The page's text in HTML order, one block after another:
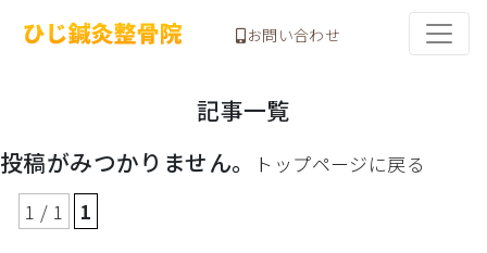
お問い合わせ
記事一覧
投稿がみつかりません。
トップページに戻る
1 / 1
1